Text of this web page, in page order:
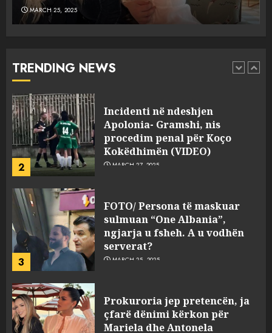
MARCH 25, 2025
TRENDING NEWS
1
Punonjësja e UKT akuzon
pasuri të pajustifikuar
2
Incidenti në ndeshjen
Apolonia- Gramshi, nis
procedim penal për Koço
Kokëdhimën (VIDEO)
MARCH 27, 2025
3
FOTO/ Persona të maskuar
sulmuan “One Albania”,
ngjarja u fsheh. A u vodhën
serverat?
MARCH 25, 2025
Prokuroria jep pretencën, ja
çfarë dënimi kërkon për
Mariela dhe Antonela